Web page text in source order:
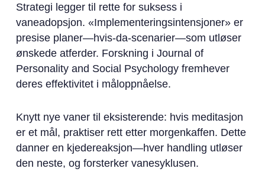
Strategi legger til rette for suksess i
vaneadopsjon. «Implementeringsintensjoner» er
presise planer—hvis-da-scenarier—som utløser
ønskede atferder. Forskning i Journal of
Personality and Social Psychology fremhever
deres effektivitet i måloppnåelse.
Knytt nye vaner til eksisterende: hvis meditasjon
er et mål, praktiser rett etter morgenkaffen. Dette
danner en kjedereaksjon—hver handling utløser
den neste, og forsterker vanesyklusen.